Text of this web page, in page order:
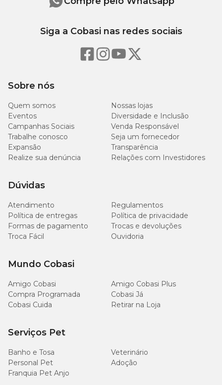
Sobre nós
Quem somos
Nossas lojas
Eventos
Diversidade e Inclusão
Campanhas Sociais
Venda Responsável
Trabalhe conosco
Seja um fornecedor
Expansão
Transparência
Realize sua denúncia
Relações com Investidores
Dúvidas
Atendimento
Regulamentos
Política de entregas
Política de privacidade
Formas de pagamento
Trocas e devoluções
Troca Fácil
Ouvidoria
Mundo Cobasi
Amigo Cobasi
Amigo Cobasi Plus
Compra Programada
Cobasi Já
Cobasi Cuida
Retirar na Loja
Serviços Pet
Banho e Tosa
Veterinário
Personal Pet
Adoção
Franquia Pet Anjo
Siga a Cobasi nas redes sociais